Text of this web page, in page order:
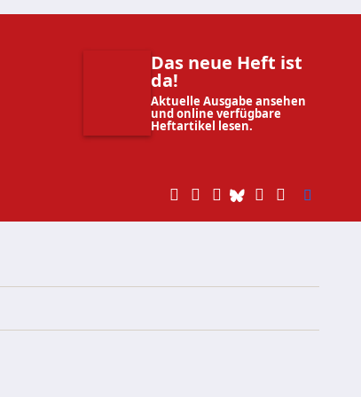
Das neue Heft ist
da!
Aktuelle Ausgabe ansehen
und online verfügbare
Heftartikel lesen.